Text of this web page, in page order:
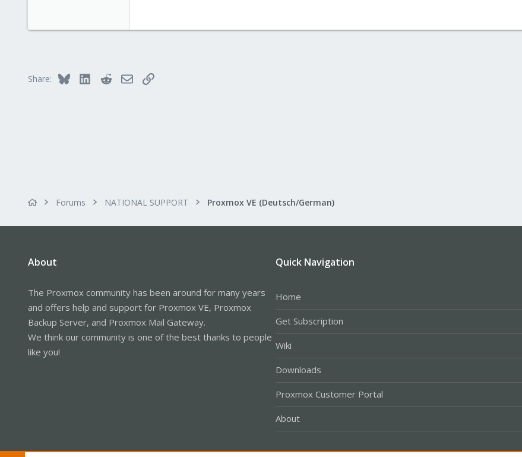
Share: Bluesky LinkedInRedditEmailLink
Forums NATIONAL SUPPORT Proxmox VE (Deutsch/German)
About
The Proxmox community has been around for many years
and offers help and support for Proxmox VE, Proxmox
Backup Server, and Proxmox Mail Gateway.
We think our community is one of the best thanks to people
like you!
Quick Navigation
Home
Get Subscription
Wiki
Downloads
Proxmox Customer Portal
About